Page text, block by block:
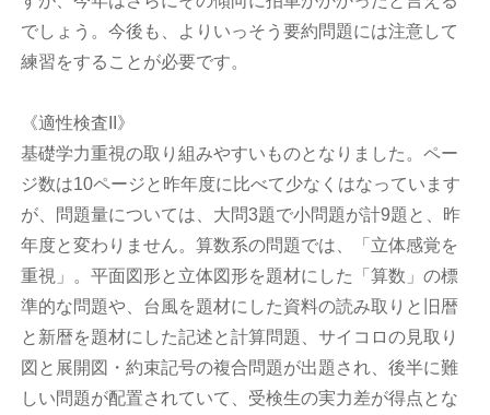
でしょう。今後も、よりいっそう要約問題には注意して
練習をすることが必要です。
《適性検査II》
基礎学力重視の取り組みやすいものとなりました。ペー
ジ数は10ページと昨年度に比べて少なくはなっています
が、問題量については、大問3題で小問題が計9題と、昨
年度と変わりません。算数系の問題では、「立体感覚を
重視」。平面図形と立体図形を題材にした「算数」の標
準的な問題や、台風を題材にした資料の読み取りと旧暦
と新暦を題材にした記述と計算問題、サイコロの見取り
図と展開図・約束記号の複合問題が出題され、後半に難
しい問題が配置されていて、受検生の実力差が得点とな